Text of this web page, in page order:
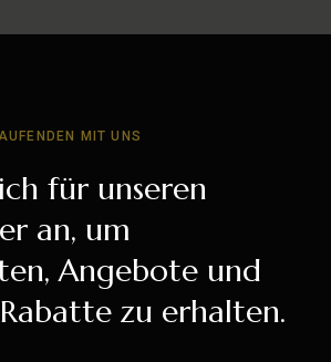
MIT UNS
für unseren
an, um
Angebote und
zu erhalten.